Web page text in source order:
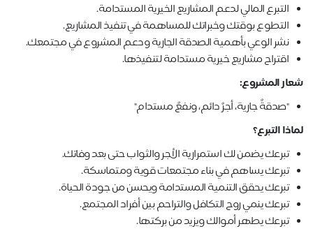
التبرع المالي لدعم المشاريع الخيرية المستدامة.
التطوع بوقتك وخبراتك للمساهمة في تنفيذ المشاريع.
نشر الوعي بأهمية الصدقة الجارية ودعم المشروع في مجتمعك.
اقتراح مشاريع خيرية مستدامة لتنفيذها.
شعار المشروع:
"صدقةٌ جارية، أجرٌ دائم، ونفعٌ مستدام"
لماذا التبرع؟
تبرعك يضمن لك استمرارية الأجر والثواب حتى بعد وفاتك.
تبرعك يساهم في بناء مجتمعات قوية ومتماسكة.
تبرعك يحقق التنمية المستدامة ويحسن من جودة الحياة.
تبرعك ينمي روح التكافل والتراحم بين أفراد المجتمع.
تبرعك يطهر أموالك ويزيد من بركتها.